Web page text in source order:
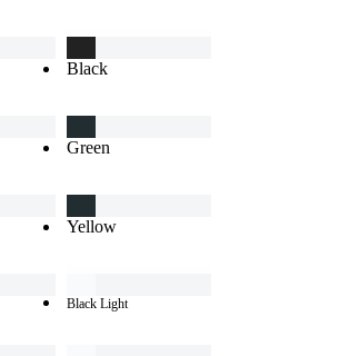
Black
Green
Yellow
Black Light